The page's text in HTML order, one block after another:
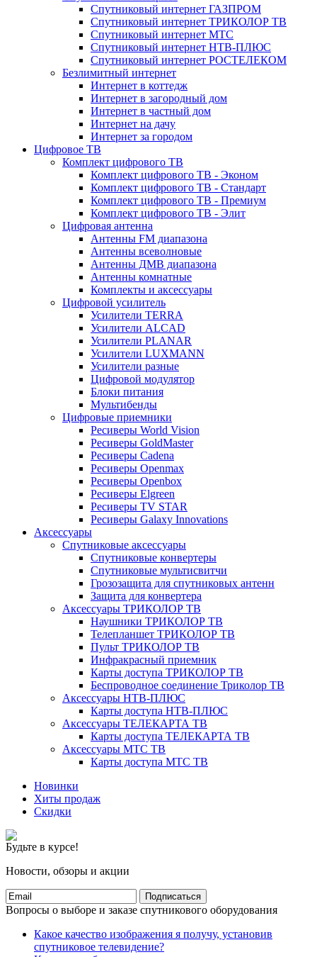
Спутниковый интернет ГАЗПРОМ
Спутниковый интернет ТРИКОЛОР ТВ
Спутниковый интернет МТС
Спутниковый интернет НТВ-ПЛЮС
Спутниковый интернет РОСТЕЛЕКОМ
Безлимитный интернет
Интернет в коттедж
Интернет в загородный дом
Интернет в частный дом
Интернет на дачу
Интернет за городом
Цифровое ТВ
Комплект цифрового ТВ
Комплект цифрового ТВ - Эконом
Комплект цифрового ТВ - Стандарт
Комплект цифрового ТВ - Премиум
Комплект цифрового ТВ - Элит
Цифровая антенна
Антенны FM диапазона
Антенны всеволновые
Антенны ДМВ диапазона
Антенны комнатные
Комплекты и аксессуары
Цифровой усилитель
Усилители TERRA
Усилители ALCAD
Усилители PLANAR
Усилители LUXMANN
Усилители разные
Цифровой модулятор
Блоки питания
Мультибенды
Цифровые приемники
Ресиверы World Vision
Ресиверы GoldMaster
Ресиверы Cadena
Ресиверы Openmax
Ресиверы Openbox
Ресиверы Elgreen
Ресиверы TV STAR
Ресиверы Galaxy Innovations
Аксессуары
Спутниковые аксессуары
Спутниковые конвертеры
Спутниковые мультисвитчи
Грозозащита для спутниковых антенн
Защита для конвертера
Аксессуары ТРИКОЛОР ТВ
Наушники ТРИКОЛОР ТВ
Телепланшет ТРИКОЛОР ТВ
Пульт ТРИКОЛОР ТВ
Инфракрасный приемник
Карты доступа ТРИКОЛОР ТВ
Беспроводное соединение Триколор ТВ
Аксессуары НТВ-ПЛЮС
Карты доступа НТВ-ПЛЮС
Аксессуары ТЕЛЕКАРТА ТВ
Карты доступа ТЕЛЕКАРТА ТВ
Аксессуары МТС ТВ
Карты доступа МТС ТВ
Новинки
Хиты продаж
Скидки
Будьте в курсе!
Новости, обзоры и акции
Подписаться
Вопросы о выборе и заказе спутникового оборудования
Какое качество изображения я получу, установив
спутниковое телевидение?